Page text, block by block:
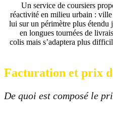
Un service de coursiers
réactivité en milieu urbain :
lui sur un périmètre plus étendu
en longues tournées de
colis mais s’adaptera plus
Facturation et prix
De quoi est composé le pri